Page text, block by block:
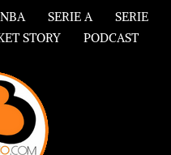
NBA SERIE A
SERIE
STORY PODCAST